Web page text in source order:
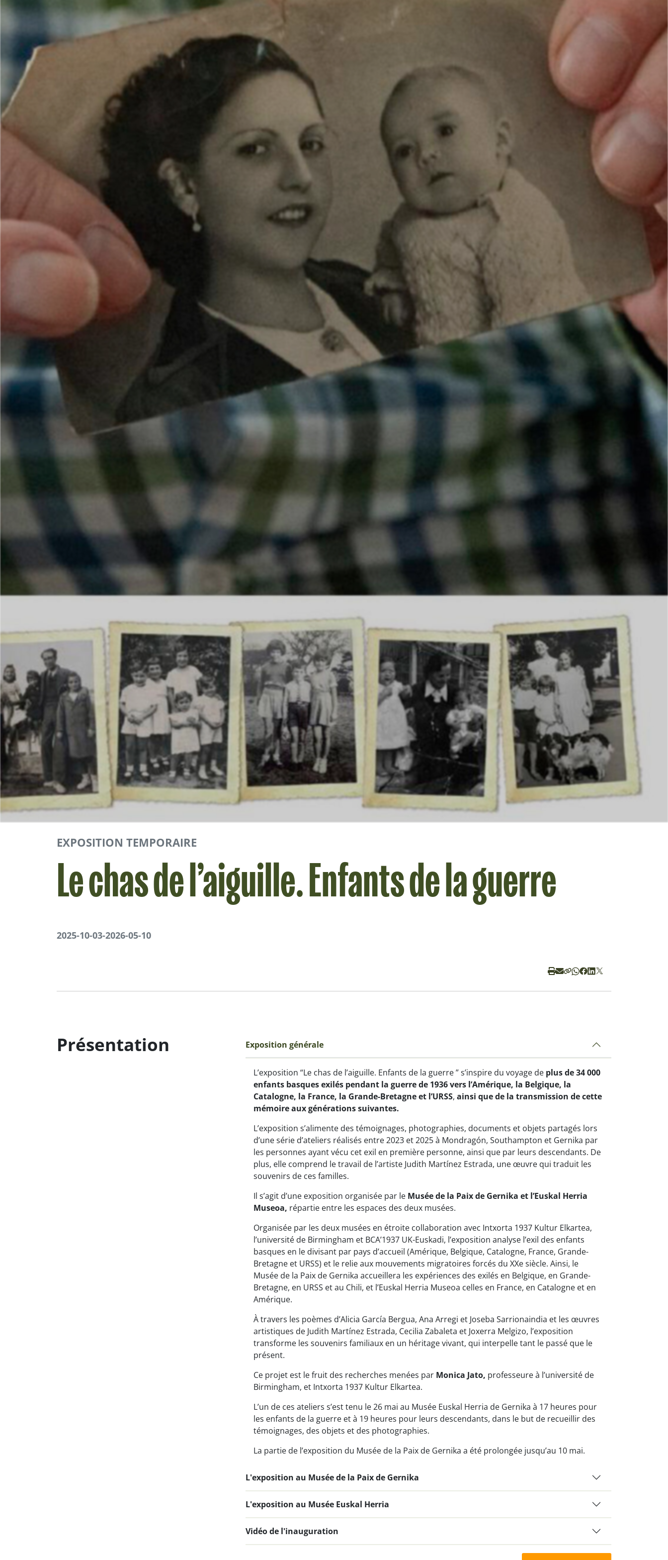
EXPOSITION TEMPORAIRE
Le chas de l’aiguille. Enfants de la guerre
2025-10-03-2026-05-10
Présentation Exposition générale
L’exposition “Le chas de l’aiguille. Enfants de la guerre” s’inspire du voyage de plus de 34 000
enfants basques exilés pendant la guerre de 1936 vers l’Amérique, la Belgique, la
Catalogne, la France, la Grande-Bretagne et l’URSS, ainsi que de la transmission de cette
mémoire aux générations suivantes.
L’exposition s’alimente des témoignages, photographies, documents et objets partagés lors
d’une série d’ateliers réalisés entre 2023 et 2025 à Mondragón, Southampton et Gernika par
les personnes ayant vécu cet exil en première personne, ainsi que par leurs descendants. De
plus, elle comprend le travail de l’artiste Judith Martínez Estrada, une œuvre qui traduit les
souvenirs de ces familles.
Il s’agit d’une exposition organisée par le Musée de la Paix de Gernika et l’Euskal Herria
Museoa, répartie entre les espaces des deux musées.
Organisée par les deux musées en étroite collaboration avec Intxorta 1937 Kultur Elkartea,
l’université de Birmingham et BCA’1937 UK-Euskadi, l’exposition analyse l’exil des enfants
basques en le divisant par pays d’accueil (Amérique, Belgique, Catalogne, France, Grande-
Bretagne et URSS) et le relie aux mouvements migratoires forcés du XXe siècle. Ainsi, le
Musée de la Paix de Gernika accueillera les expériences des exilés en Belgique, en Grande-
Bretagne, en URSS et au Chili, et l’Euskal Herria Museoa celles en France, en Catalogne et en
Amérique.
À travers les poèmes d’Alicia García Bergua, Ana Arregi et Joseba Sarrionaindia et les œuvres
artistiques de Judith Martínez Estrada, Cecilia Zabaleta et Joxerra Melgizo, l’exposition
transforme les souvenirs familiaux en un héritage vivant, qui interpelle tant le passé que le
présent.
Ce projet est le fruit des recherches menées par Monica Jato, professeure à l’université de
Birmingham, et Intxorta 1937 Kultur Elkartea.
L’un de ces ateliers s’est tenu le 26 mai au Musée Euskal Herria de Gernika à 17 heures pour
les enfants de la guerre et à 19 heures pour leurs descendants, dans le but de recueillir des
témoignages, des objets et des photographies.
La partie de l’exposition du Musée de la Paix de Gernika a été prolongée jusqu’au 10 mai.
L'exposition au Musée de la Paix de Gernika
L'exposition au Musée Euskal Herria
Vidéo de l'inauguration